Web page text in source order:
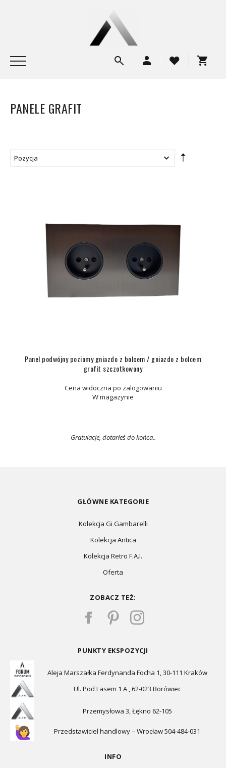
PANELE GRAFIT
Panel podwójny poziomy gniazdo z bolcem / gniazdo z bolcem
grafit szczotkowany
Cena widoczna po zalogowaniu
W magazynie
Gratulacje, dotarłeś do końca..
GŁÓWNE KATEGORIE
Kolekcja Gi Gambarelli
Kolekcja Antica
Kolekcja Retro F.A.I.
Oferta
ZOBACZ TEŻ:
PUNKTY EKSPOZYCJI
Aleja Marszałka Ferdynanda Focha 1, 30-111 Kraków
Ul. Pod Lasem 1 A , 62-023 Borówiec
Przemysłowa 3, Łękno 62-105
Przedstawiciel handlowy – Wrocław 504-484-031
INFO